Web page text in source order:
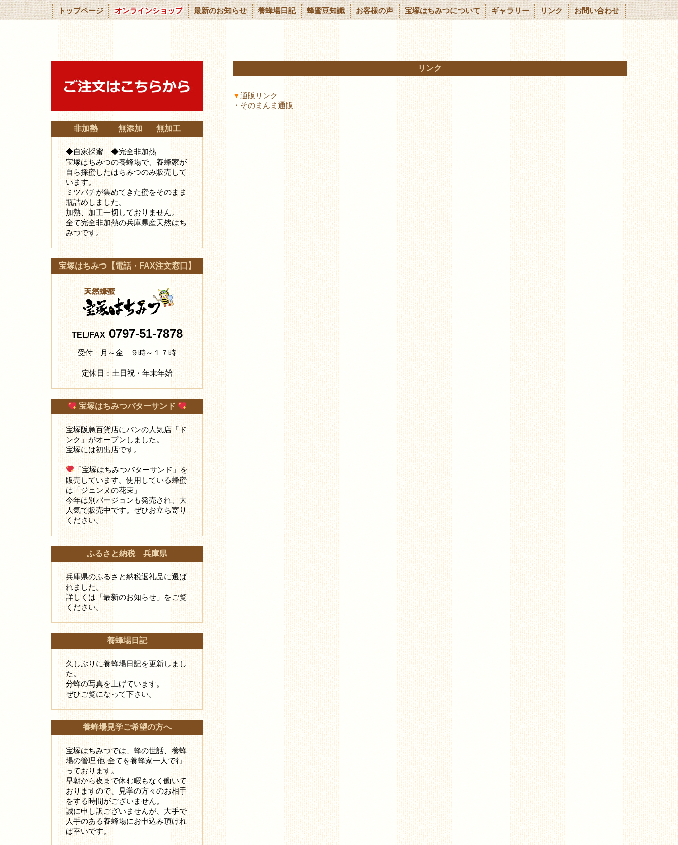
トップページ オンラインショップ 最新のお知らせ 養蜂場日記 蜂蜜豆知識 お客様の声 宝塚はちみつについて ギャラリー リンク お問い合わせ
リンク
▼通販リンク
・そのまんま通販
非加熱 無添加 無加工
◆自家採蜜 ◆完全非加熱
宝塚はちみつの養蜂場で、養蜂家が
自ら採蜜したはちみつのみ販売して
います。
ミツバチが集めてきた蜜をそのまま
瓶詰めしました。
加熱、加工一切しておりません。
全て完全非加熱の兵庫県産天然はち
みつです。
宝塚はちみつ【電話・FAX注文窓口】
TEL/FAX0797-51-7878
受付 月～金 ９時～１７時
定休日：土日祝・年末年始
宝塚はちみつバターサンド
宝塚阪急百貨店にパンの人気店「ド
ンク」がオープンしました。
宝塚には初出店です。
「宝塚はちみつバターサンド」を
販売しています。使用している蜂蜜
は「ジェンヌの花束」
今年は別バージョンも発売され、大
人気で販売中です。ぜひお立ち寄り
ください。
ふるさと納税 兵庫県
兵庫県のふるさと納税返礼品に選ば
れました。
詳しくは「最新のお知らせ」をご覧
ください。
養蜂場日記
久しぶりに養蜂場日記を更新しまし
た。
分蜂の写真を上げています。
ぜひご覧になって下さい。
養蜂場見学ご希望の方へ
宝塚はちみつでは、蜂の世話、養蜂
場の管理 他 全てを養蜂家一人で行
っております。
早朝から夜まで休む暇もなく働いて
おりますので、見学の方々のお相手
をする時間がございません。
誠に申し訳ございませんが、大手で
人手のある養蜂場にお申込み頂けれ
ば幸いです。